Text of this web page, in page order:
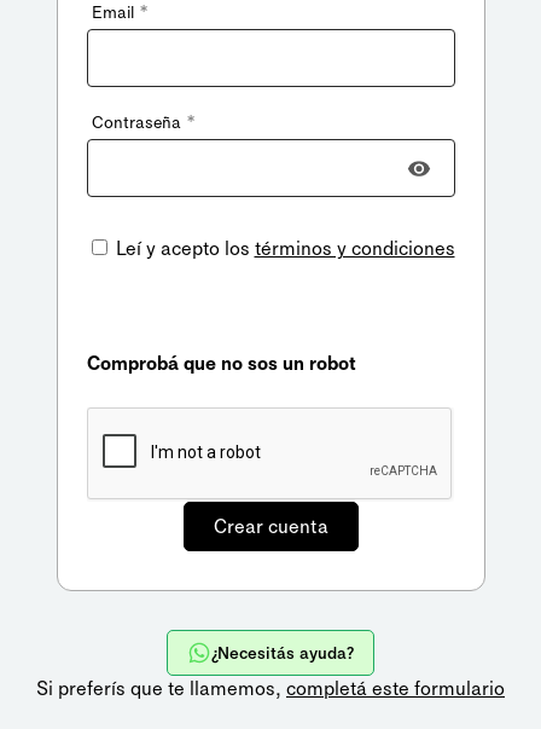
Email *
Contraseña *
Leí y acepto los términos y condiciones
Comprobá que no sos un robot
¿Necesitás ayuda?
Si preferís que te llamemos, completá este formulario